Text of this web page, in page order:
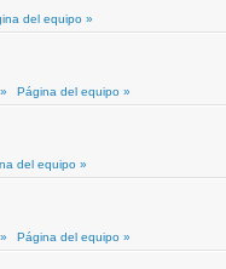
del equipo »
Página del equipo »
del equipo »
Página del equipo »